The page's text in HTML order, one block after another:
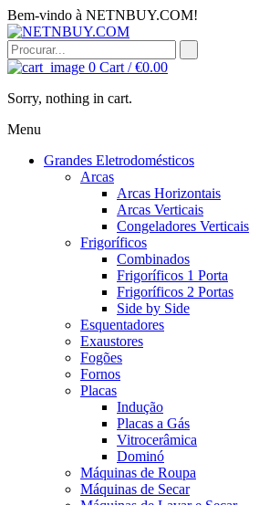
Bem-vindo à NETNBUY.COM!
0 Cart /€0.00
Sorry, nothing in cart.
Menu
Grandes Eletrodomésticos
Arcas
Arcas Horizontais
Arcas Verticais
Congeladores Verticais
Frigoríficos
Combinados
Frigoríficos 1 Porta
Frigoríficos 2 Portas
Side by Side
Esquentadores
Exaustores
Fogões
Fornos
Placas
Indução
Placas a Gás
Vitrocerâmica
Dominó
Máquinas de Roupa
Máquinas de Secar